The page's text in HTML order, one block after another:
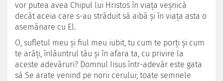
vor putea avea Chipul lui Hristos în viaţa veşnică
decât aceia care s-au străduit să aibă şi în viaţa asta o
asemănare cu El.
O, sufletul meu şi fiul meu iubit, tu cum te porţi şi cum
te arăţi, înlăuntrul tău şi în afara ta, cu privire la
aceste adevăruri? Domnul Iisus într-adevăr este gata
să Se arate venind pe norii cerului; toate semnele